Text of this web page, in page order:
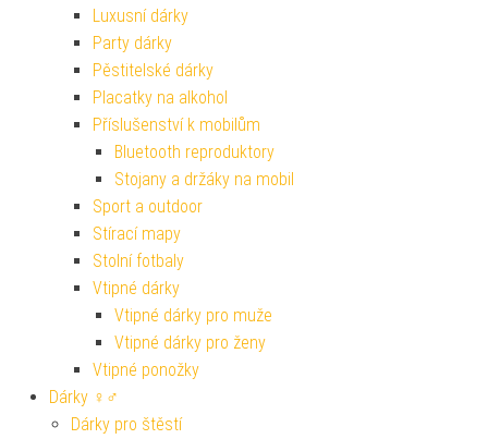
Luxusní dárky
Party dárky
Pěstitelské dárky
Placatky na alkohol
Příslušenství k mobilům
Bluetooth reproduktory
Stojany a držáky na mobil
Sport a outdoor
Stírací mapy
Stolní fotbaly
Vtipné dárky
Vtipné dárky pro muže
Vtipné dárky pro ženy
Vtipné ponožky
Dárky ♀♂
Dárky pro štěstí